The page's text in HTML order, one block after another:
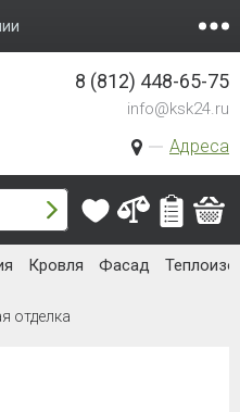
Адреса
8 (812) 448-65-75
info@ksk24.ru
Кровля Фасад
отделка